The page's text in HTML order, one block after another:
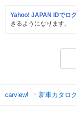
Yahoo! JAPAN IDでロ
きるようになります。
carview! 新車カタロ